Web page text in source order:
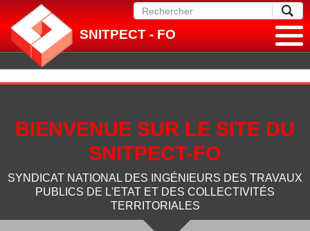
SNITPECT - FO
BIENVENUE SUR LE SITE DU
SNITPECT-FO
SYNDICAT NATIONAL DES INGÉNIEURS DES TRAVAUX
PUBLICS DE L'ETAT ET DES COLLECTIVITÉS
TERRITORIALES